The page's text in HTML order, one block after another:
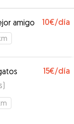
amigo 10€/día
15€/día
)